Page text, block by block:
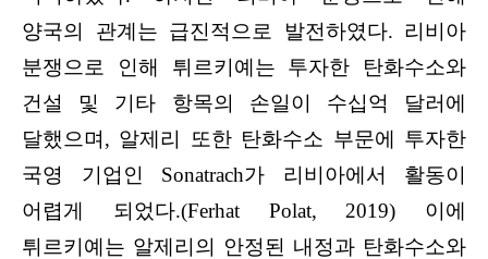
양국의 관계는 급진적으로 발전하였다. 리비아
분쟁으로 인해 튀르키예는 투자한 탄화수소와
건설 및 기타 항목의 손일이 수십억 달러에
달했으며, 알제리 또한 탄화수소 부문에 투자한
국영 기업인 Sonatrach가 리비아에서 활동이
어렵게 되었다.(Ferhat Polat, 2019) 이에
튀르키예는 알제리의 안정된 내정과 탄화수소와